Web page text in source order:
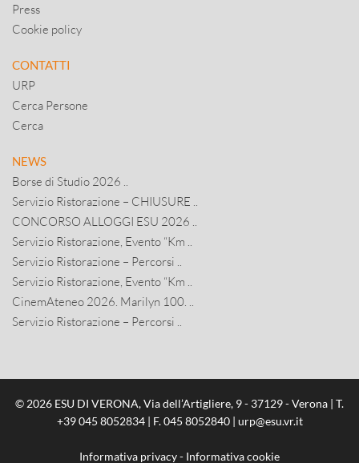
Press
Cookie policy
CONTATTI
URP
Cerca Persone
Cerca
NEWS
Borse di Studio 2026 ..
Servizio Ristorazione – CHIUSURE ..
CONCORSO ALLOGGI ESU 2026 ..
Servizio Ristorazione, Evento “Km ..
Servizio Ristorazione – Percorsi ..
Servizio Ristorazione, Evento “Km ..
CinemAteneo 2026. Marilyn 100. ..
Servizio Ristorazione – Percorsi ..
© 2026 ESU DI VERONA, Via dell’Artigliere, 9 - 37129 - Verona | T.
+39 045 8052834| F. 045 8052840 | urp@esu.vr.it
Informativa privacy- Informativa cookie